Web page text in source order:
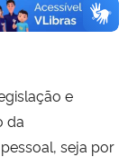
mas
e
da
seja por